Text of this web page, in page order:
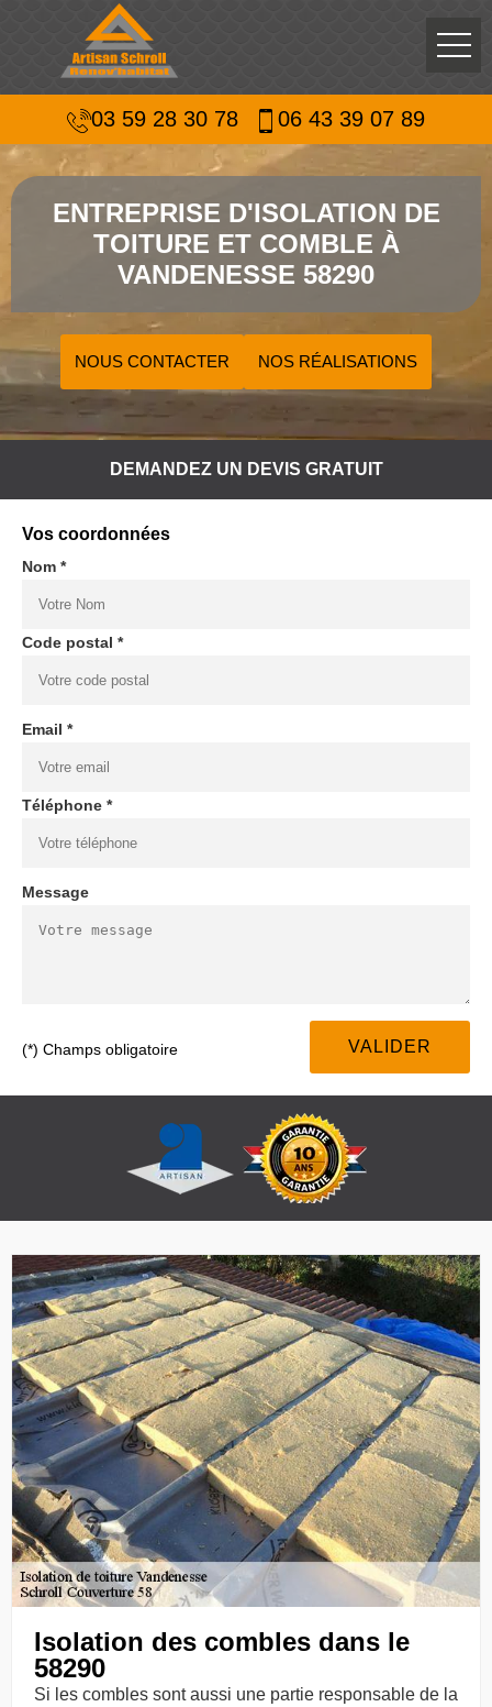
03 59 28 30 78 06 43 39 07 89
ENTREPRISE D'ISOLATION DE
TOITURE ET COMBLE À
VANDENESSE 58290
NOUS CONTACTER NOS RÉALISATIONS
DEMANDEZ UN DEVIS GRATUIT
Vos coordonnées
Nom *
Code postal *
Email *
Téléphone *
Message
(*) Champs obligatoire
Isolation des combles dans le
58290
Si les combles sont aussi une partie responsable de la